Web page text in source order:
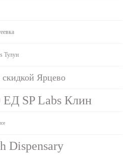
Тулун
Ярцево
SP Labs Клин
Dispensary